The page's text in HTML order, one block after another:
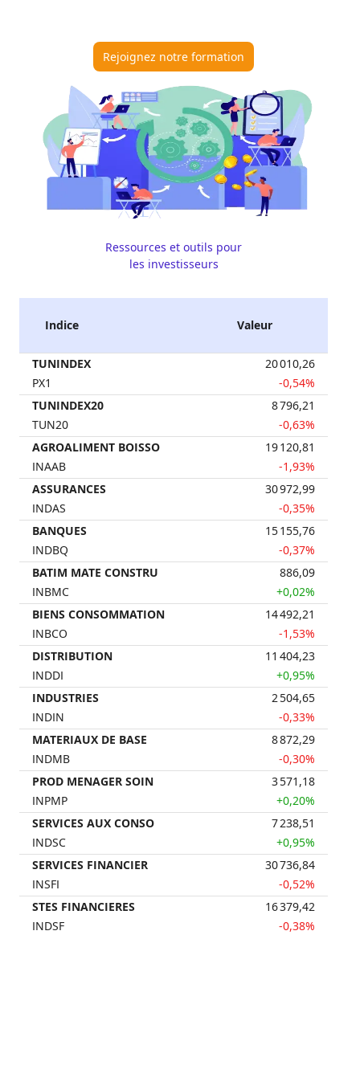
Rejoignez notre formation
Ressources et outils pour
les investisseurs
Indice Valeur
TUNINDEX
PX1
20 010,26
-0,54%
TUNINDEX20
TUN20
8 796,21
-0,63%
AGROALIMENT BOISSO
INAAB
19 120,81
-1,93%
ASSURANCES
INDAS
30 972,99
-0,35%
BANQUES
INDBQ
15 155,76
-0,37%
BATIM MATE CONSTRU
INBMC
886,09
+0,02%
BIENS CONSOMMATION
INBCO
14 492,21
-1,53%
DISTRIBUTION
INDDI
11 404,23
+0,95%
INDUSTRIES
INDIN
2 504,65
-0,33%
MATERIAUX DE BASE
INDMB
8 872,29
-0,30%
PROD MENAGER SOIN
INPMP
3 571,18
+0,20%
SERVICES AUX CONSO
INDSC
7 238,51
+0,95%
SERVICES FINANCIER
INSFI
30 736,84
-0,52%
STES FINANCIERES
INDSF
16 379,42
-0,38%